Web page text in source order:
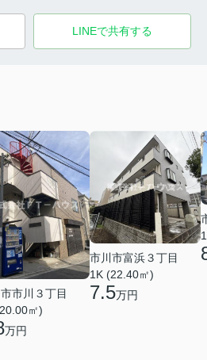
LINEで共有する
市川３丁目
㎡)
万円
市川市富浜３丁目
1K (22.40㎡)
7.5万円